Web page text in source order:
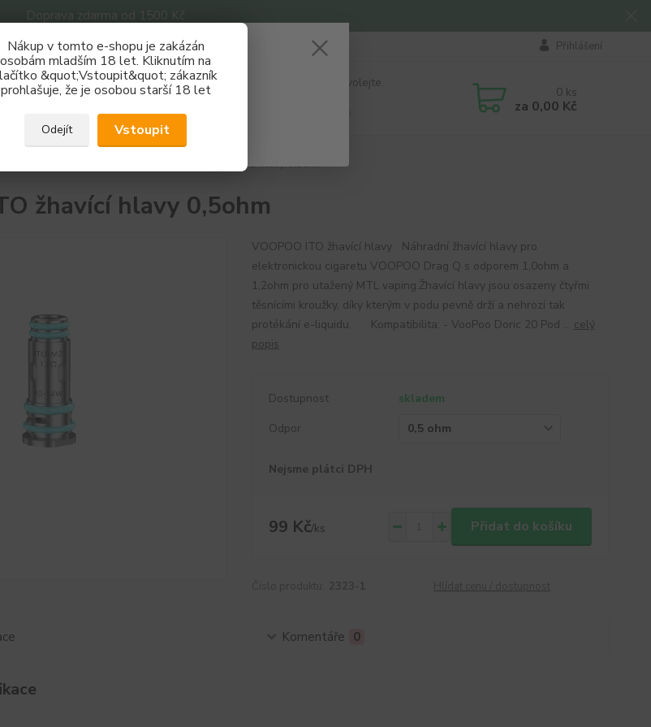
Doprava zdarma od 1500 Kč
Nákup v tomto e-shopu je zakázán
osobám mladším 18 let. Kliknutím na
&quot;Vstoupit&quot; zákazník
prohlašuje, že je osobou starší 18 let
Odejít Vstoupit
Přihlášení
Hledat
Nevíte si rady? Zavolejte.
0 ks
za 0,00 Kč
VOOPOO ITO žhavící hlavy 0,5ohm
žhavící hlavy 0,5ohm
VOOPOO ITO žhavící hlavy Náhradní žhavící hlavy pro
elektronickou cigaretu VOOPOO Drag Q s odporem 1,0ohm a
1,2ohm pro utažený MTL vaping.Žhavící hlavy jsou osazeny čtyřmi
těsnícími kroužky, díky kterým v podu pevně drží a nehrozí tak
protékání e-liquidu. Kompatibilita: - VooPoo Doric 20 Pod ... celý
popis
Dostupnost
skladem
Odpor
Nejsme plátci DPH
99 Kč/ks Přidat do košíku
Komentáře 0
Získej slevu 3%
se a nakupuj se slevou právě teď!
REGISTRAČNÍ FORMULÁŘ
Zavřít